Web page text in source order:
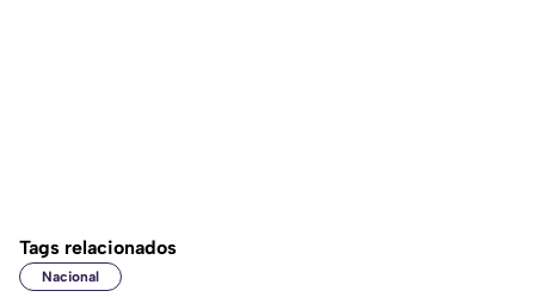
Tags relacionados
Nacional